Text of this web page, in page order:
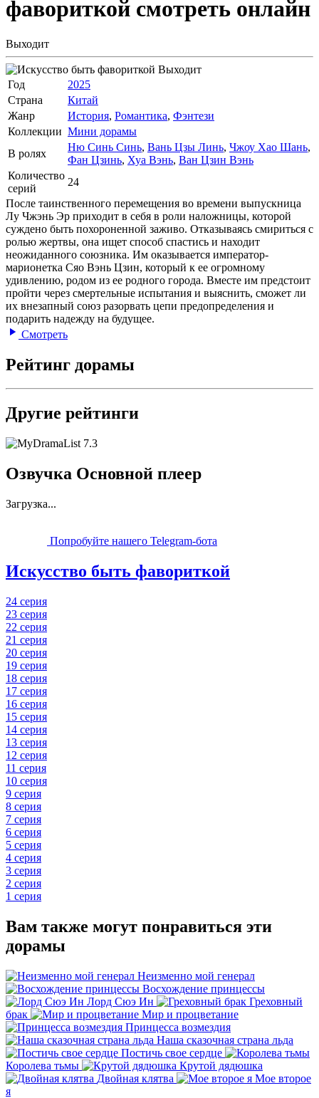
фавориткой смотреть онлайн
Выходит
Выходит
Год
2025
Страна
Китай
Жанр
История, Романтика, Фэнтези
Коллекции Мини дорамы
В ролях
Ню Синь Синь, Вань Цзы Линь, Чжоу Хао Шань,
Фан Цзинь, Хуа Вэнь, Ван Цзин Вэнь
Количество
серий
24
После таинственного перемещения во времени выпускница
Лу Чжэнь Эр приходит в себя в роли наложницы, которой
суждено быть похороненной заживо. Отказываясь смириться с
ролью жертвы, она ищет способ спастись и находит
неожиданного союзника. Им оказывается император-
марионетка Сяо Вэнь Цзин, который к ее огромному
удивлению, родом из ее родного города. Вместе им предстоит
пройти через смертельные испытания и выяснить, сможет ли
их внезапный союз разорвать цепи предопределения и
подарить надежду на будущее.
Смотреть
Рейтинг дорамы
Другие рейтинги
7.3
Озвучка Основной плеер
Загрузка...
Попробуйте нашего Telegram-бота
Искусство быть фавориткой
24 серия
23 серия
22 серия
21 серия
20 серия
19 серия
18 серия
17 серия
16 серия
15 серия
14 серия
13 серия
12 серия
11 серия
10 серия
9 серия
8 серия
7 серия
6 серия
5 серия
4 серия
3 серия
2 серия
1 серия
Вам также могут понравиться эти
дорамы
Неизменно мой генерал
Восхождение принцессы
Лорд Сюэ Ин
Греховный
брак
Мир и процветание
Принцесса возмездия
Наша сказочная страна льда
Постичь свое сердце
Королева тьмы
Крутой дядюшка
Двойная клятва
Мое второе
я